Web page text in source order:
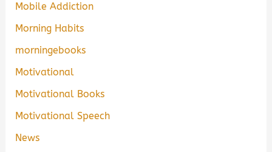
Mobile Addiction
Morning Habits
morningebooks
Motivational
Motivational Books
Motivational Speech
News